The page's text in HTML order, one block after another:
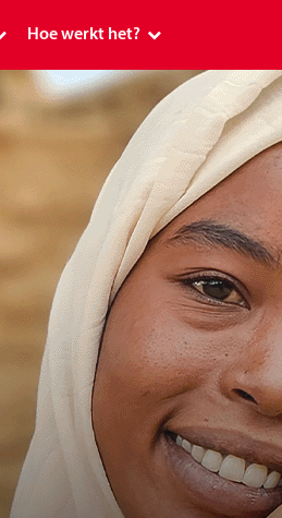
Loterij op tv
meespelen
Hoe werkt het?
Hoe werkt het?
De PostcodeKanjer
Plus en Premium
Hoe ontvang ik mijn prijs?
Postcode Loterij Miljoenenjacht